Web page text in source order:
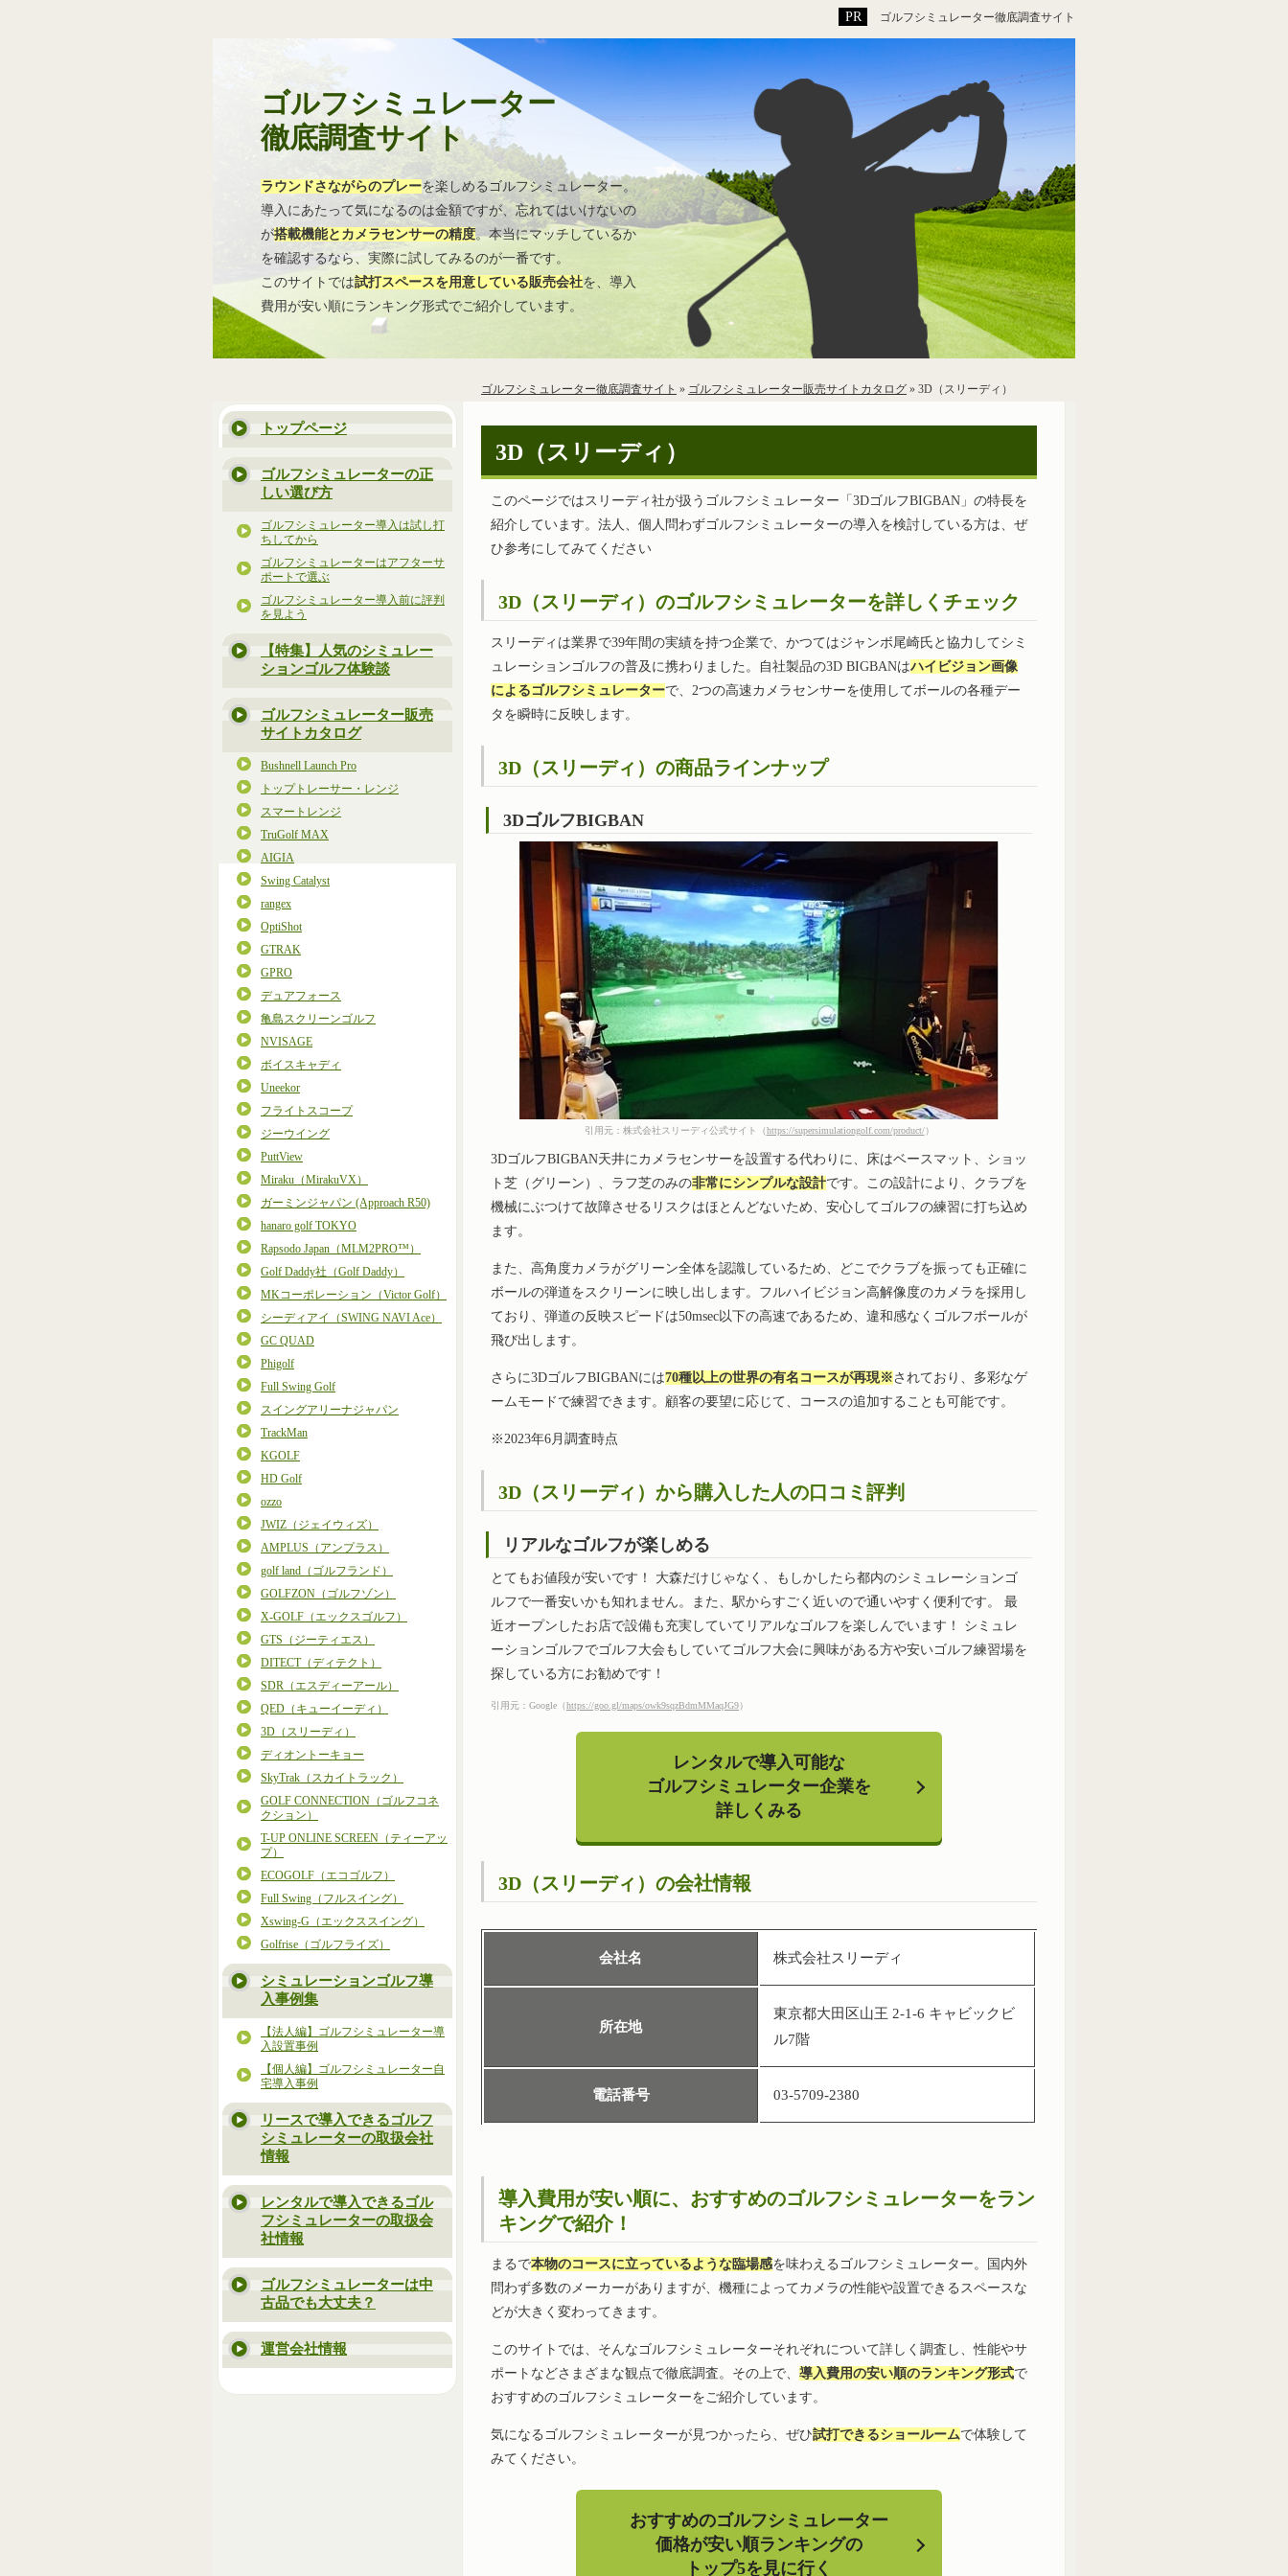
ゴルフシミュレーター徹底調査サイト
ゴルフシミュレーター
徹底調査サイト
ラウンドさながらのプレーを楽しめるゴルフシミュレーター。
導入にあたって気になるのは金額ですが、忘れてはいけないの
が搭載機能とカメラセンサーの精度。本当にマッチしているか
を確認するなら、実際に試してみるのが一番です。
このサイトでは試打スペースを用意している販売会社を、導入
費用が安い順にランキング形式でご紹介しています。
ゴルフシミュレーター徹底調査サイト » ゴルフシミュレーター販売サイトカタログ » 3D（スリーディ）
3D（スリーディ）
このページではスリーディ社が扱うゴルフシミュレーター「3DゴルフBIGBAN」の特長を
紹介しています。法人、個人問わずゴルフシミュレーターの導入を検討している方は、ぜ
ひ参考にしてみてください
3D（スリーディ）のゴルフシミュレーターを詳しくチェック
スリーディは業界で39年間の実績を持つ企業で、かつてはジャンボ尾崎氏と協力してシミ
ュレーションゴルフの普及に携わりました。自社製品の3D BIGBANはハイビジョン画像
によるゴルフシミュレーターで、2つの高速カメラセンサーを使用してボールの各種デー
タを瞬時に反映します。
3D（スリーディ）の商品ラインナップ
3DゴルフBIGBAN
引用元：株式会社スリーディ公式サイト（https://supersimulationgolf.com/product/）
3DゴルフBIGBAN天井にカメラセンサーを設置する代わりに、床はベースマット、ショッ
ト芝（グリーン）、ラフ芝のみの非常にシンプルな設計です。この設計により、クラブを
機械にぶつけて故障させるリスクはほとんどないため、安心してゴルフの練習に打ち込め
ます。
また、高角度カメラがグリーン全体を認識しているため、どこでクラブを振っても正確に
ボールの弾道をスクリーンに映し出します。フルハイビジョン高解像度のカメラを採用し
ており、弾道の反映スピードは50msec以下の高速であるため、違和感なくゴルフボールが
飛び出します。
さらに3DゴルフBIGBANには70種以上の世界の有名コースが再現※ されており、多彩なゲ
ームモードで練習できます。顧客の要望に応じて、コースの追加することも可能です。
※2023年6月調査時点
3D（スリーディ）から購入した人の口コミ評判
リアルなゴルフが楽しめる
とてもお値段が安いです！ 大森だけじゃなく、もしかしたら都内のシミュレーションゴ
ルフで一番安いかも知れません。また、駅からすごく近いので通いやすく便利です。 最
近オープンしたお店で設備も充実していてリアルなゴルフを楽しんでいます！ シミュレ
ーションゴルフでゴルフ大会もしていてゴルフ大会に興味がある方や安いゴルフ練習場を
探している方にお勧めです！
引用元：Google（https://goo.gl/maps/owk9sqzBdmMMaqJG9）
レンタルで導入可能な
ゴルフシミュレーター企業を
詳しくみる
3D（スリーディ）の会社情報
会社名 株式会社スリーディ
所在地
東京都大田区山王 2-1-6 キャビックビ
ル7階
電話番号 03-5709-2380
導入費用が安い順に、おすすめのゴルフシミュレーターをラン
キングで紹介！
まるで本物のコースに立っているような臨場感を味わえるゴルフシミュレーター。国内外
問わず多数のメーカーがありますが、機種によってカメラの性能や設置できるスペースな
どが大きく変わってきます。
このサイトでは、そんなゴルフシミュレーターそれぞれについて詳しく調査し、性能やサ
ポートなどさまざまな観点で徹底調査。その上で、 導入費用の安い順のランキング形式で
おすすめのゴルフシミュレーターをご紹介しています。
気になるゴルフシミュレーターが見つかったら、ぜひ試打できるショールームで体験して
みてください。
おすすめのゴルフシミュレーター
価格が安い順ランキングの
トップ5を見に行く
トップページ
ゴルフシミュレーターの正
しい選び方
ゴルフシミュレーター導入は試し打
ちしてから
ゴルフシミュレーターはアフターサ
ポートで選ぶ
ゴルフシミュレーター導入前に評判
を見よう
【特集】人気のシミュレー
ションゴルフ体験談
ゴルフシミュレーター販売
サイトカタログ
Bushnell Launch Pro
トップトレーサー・レンジ
スマートレンジ
TruGolf MAX
AIGIA
Swing Catalyst
rangex
OptiShot
GTRAK
GPRO
デュアフォース
亀島スクリーンゴルフ
NVISAGE
ボイスキャディ
Uneekor
フライトスコープ
ジーウイング
PuttView
Miraku（MirakuVX）
ガーミンジャパン (Approach R50)
hanaro golf TOKYO
Rapsodo Japan（MLM2PRO™）
Golf Daddy社（Golf Daddy）
MKコーポレーション（Victor Golf）
シーディアイ（SWING NAVI Ace）
GC QUAD
Phigolf
Full Swing Golf
スイングアリーナジャパン
TrackMan
KGOLF
HD Golf
ozzo
JWIZ（ジェイウィズ）
AMPLUS（アンプラス）
golf land（ゴルフランド）
GOLFZON（ゴルフゾン）
X-GOLF（エックスゴルフ）
GTS（ジーティエス）
DITECT（ディテクト）
SDR（エスディーアール）
QED（キューイーディ）
3D（スリーディ）
ディオントーキョー
SkyTrak（スカイトラック）
GOLF CONNECTION（ゴルフコネ
クション）
T-UP ONLINE SCREEN（ティーアッ
プ）
ECOGOLF（エコゴルフ）
Full Swing（フルスイング）
Xswing-G（エックススイング）
Golfrise（ゴルフライズ）
シミュレーションゴルフ導
入事例集
【法人編】ゴルフシミュレーター導
入設置事例
【個人編】ゴルフシミュレーター自
宅導入事例
リースで導入できるゴルフ
シミュレーターの取扱会社
情報
レンタルで導入できるゴル
フシミュレーターの取扱会
社情報
ゴルフシミュレーターは中
古品でも大丈夫？
運営会社情報